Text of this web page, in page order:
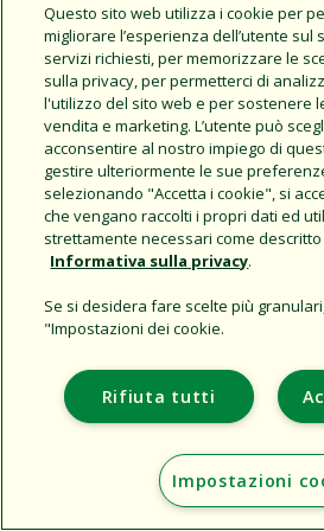
Support
L'azienda
Additional
Copyright © 2026 Rain Bird
Questo sito web utilizza i cookie per
migliorare l’esperienza dell’utente sul
servizi richiesti, per memorizzare le
sulla privacy, per permetterci di
l'utilizzo del sito web e per sostenere
vendita e marketing. L’utente può
acconsentire al nostro impiego di
gestire ulteriormente le sue
selezionando "Accetta i cookie", si
che vengano raccolti i propri dati ed
strettamente necessari come
Informativa sulla privacy.
Se si desidera fare scelte più
"Impostazioni dei cookie.
Rifiuta tutti
Impostazioni